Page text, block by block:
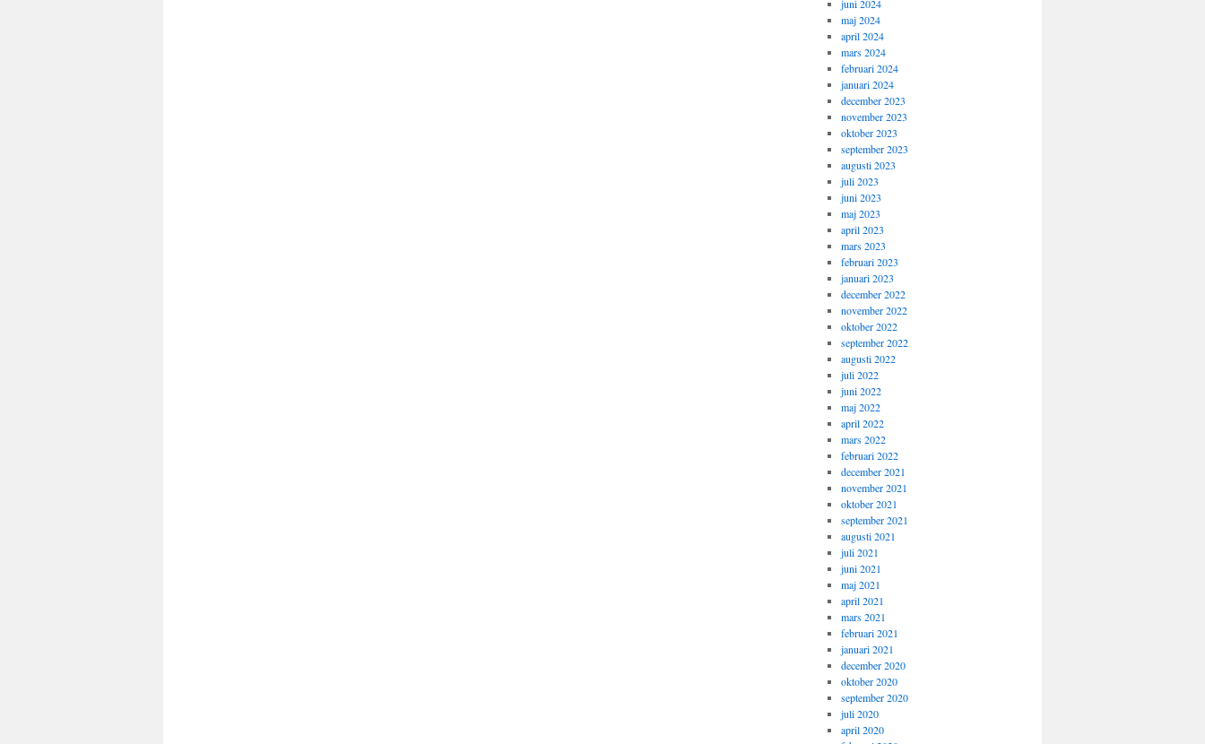
juni 2024
maj 2024
april 2024
mars 2024
februari 2024
januari 2024
december 2023
november 2023
oktober 2023
september 2023
augusti 2023
juli 2023
juni 2023
maj 2023
april 2023
mars 2023
februari 2023
januari 2023
december 2022
november 2022
oktober 2022
september 2022
augusti 2022
juli 2022
juni 2022
maj 2022
april 2022
mars 2022
februari 2022
december 2021
november 2021
oktober 2021
september 2021
augusti 2021
juli 2021
juni 2021
maj 2021
april 2021
mars 2021
februari 2021
januari 2021
december 2020
oktober 2020
september 2020
juli 2020
april 2020